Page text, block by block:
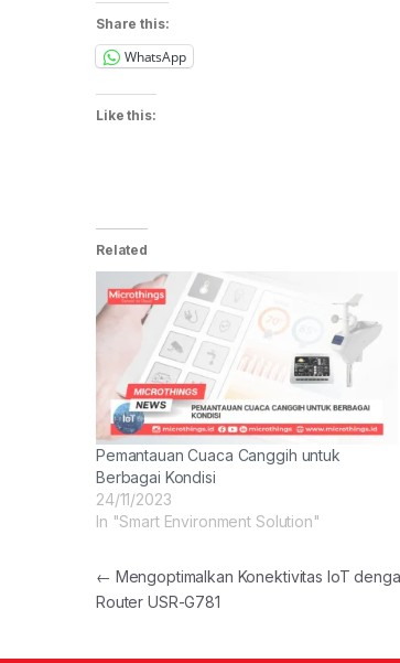
Share this:
WhatsApp
Like this:
Related
Pemantauan Cuaca Canggih untuk
Berbagai Kondisi
24/11/2023
In "Smart Environment Solution"
Post navigation
← Mengoptimalkan Konektivitas IoT
Router USR-G781